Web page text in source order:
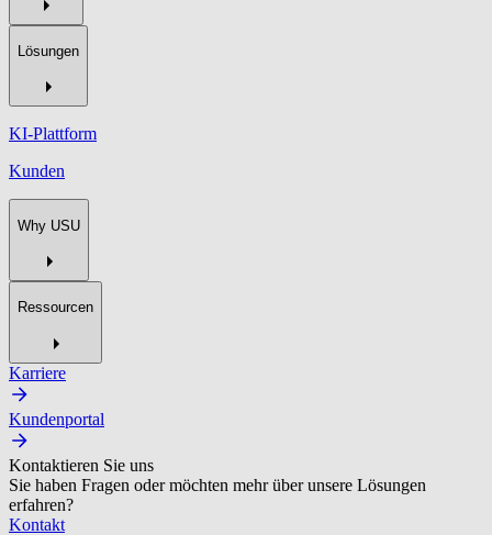
Lösungen
KI-Plattform
Kunden
Why USU
Ressourcen
Karriere
Kundenportal
Kontaktieren Sie uns
Sie haben Fragen oder möchten mehr über unsere Lösungen
erfahren?
Kontakt